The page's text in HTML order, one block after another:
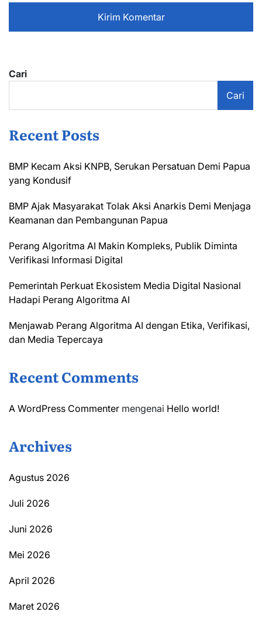
Cari
Cari
Recent Posts
BMP Kecam Aksi KNPB, Serukan Persatuan Demi Papua
yang Kondusif
BMP Ajak Masyarakat Tolak Aksi Anarkis Demi Menjaga
Keamanan dan Pembangunan Papua
Perang Algoritma AI Makin Kompleks, Publik Diminta
Verifikasi Informasi Digital
Pemerintah Perkuat Ekosistem Media Digital Nasional
Hadapi Perang Algoritma AI
Menjawab Perang Algoritma AI dengan Etika, Verifikasi,
dan Media Tepercaya
Recent Comments
A WordPress Commenter mengenai Hello world!
Archives
Agustus 2026
Juli 2026
Juni 2026
Mei 2026
April 2026
Maret 2026